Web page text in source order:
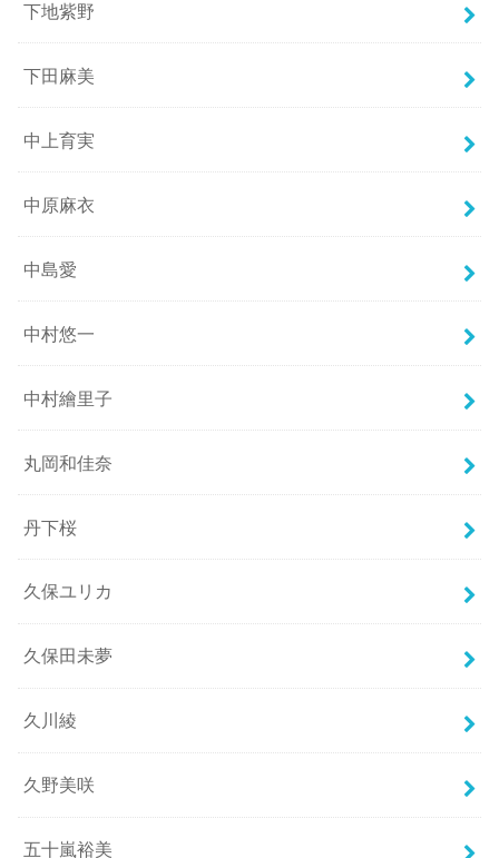
下地紫野
下田麻美
中上育実
中原麻衣
中島愛
中村悠一
中村繪里子
丸岡和佳奈
丹下桜
久保ユリカ
久保田未夢
久川綾
久野美咲
五十嵐裕美